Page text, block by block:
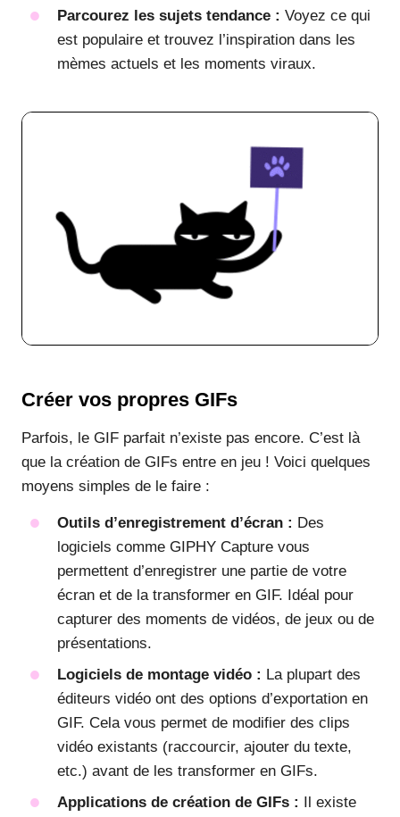
Parcourez les sujets tendance : Voyez ce qui
est populaire et trouvez l’inspiration dans les
mèmes actuels et les moments viraux.
Créer vos propres GIFs
Parfois, le GIF parfait n’existe pas encore. C’est là
que la création de GIFs entre en jeu ! Voici quelques
moyens simples de le faire :
Outils d’enregistrement d’écran : Des
logiciels comme GIPHY Capture vous
permettent d’enregistrer une partie de votre
écran et de la transformer en GIF. Idéal pour
capturer des moments de vidéos, de jeux ou de
présentations.
Logiciels de montage vidéo : La plupart des
éditeurs vidéo ont des options d’exportation en
GIF. Cela vous permet de modifier des clips
vidéo existants (raccourcir, ajouter du texte,
etc.) avant de les transformer en GIFs.
Applications de création de GIFs :
Il existe